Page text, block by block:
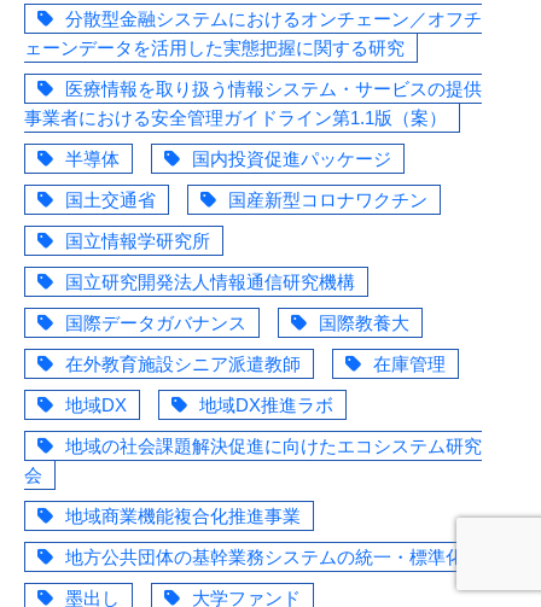
分散型金融システムにおけるオンチェーン／オフチ
ェーンデータを活用した実態把握に関する研究
医療情報を取り扱う情報システム・サービスの提供
事業者における安全管理ガイドライン第1.1版（案）
半導体
国内投資促進パッケージ
国土交通省
国産新型コロナワクチン
国立情報学研究所
国立研究開発法人情報通信研究機構
国際データガバナンス
国際教養大
在外教育施設シニア派遣教師
在庫管理
地域DX
地域DX推進ラボ
地域の社会課題解決促進に向けたエコシステム研究
会
地域商業機能複合化推進事業
地方公共団体の基幹業務システムの統一・標準化
墨出し
大学ファンド